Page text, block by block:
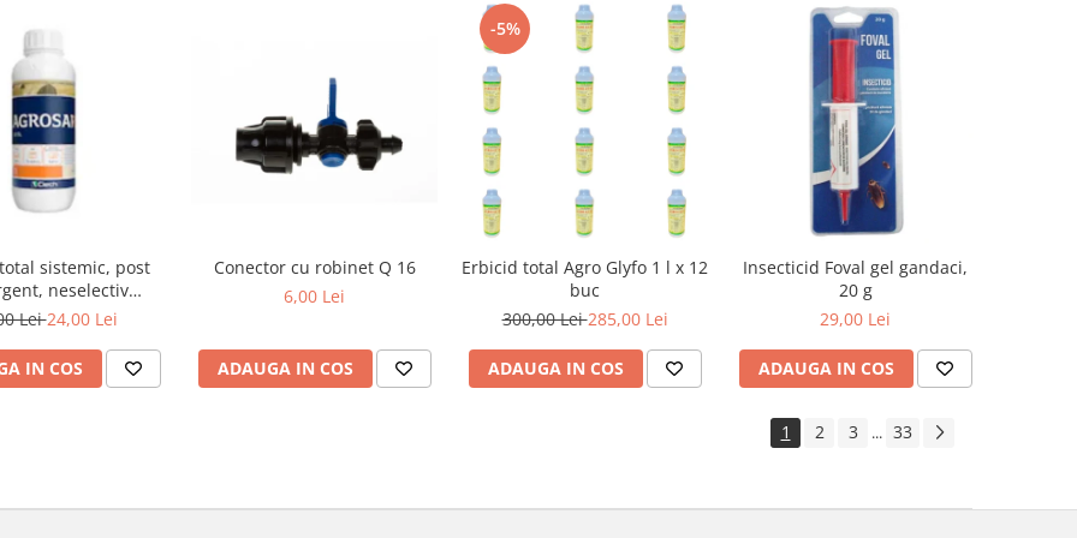
sistemic, post
neselectiv
si
Agrosar360 SL,
Lei24,00 Lei
IN COS
Conector cu robinet Q 16
6,00 Lei
ADAUGA IN COS
-5%
Erbicid total Agro Glyfo 1 l x 12
buc
300,00 Lei285,00 Lei
ADAUGA IN COS
Insecticid Foval gel gandaci,
20 g
29,00 Lei
ADAUGA IN COS
1 2 3 ... 33